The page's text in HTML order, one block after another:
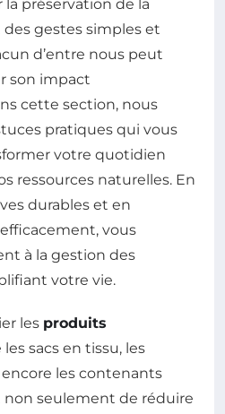
préservation de la
gestes simples et
d’entre nous peut
son impact
cette section, nous
pratiques qui vous
votre quotidien
ressources naturelles. En
durables et en
vous
à la gestion des
votre vie.
les produits
sacs en tissu, les
les contenants
seulement de réduire